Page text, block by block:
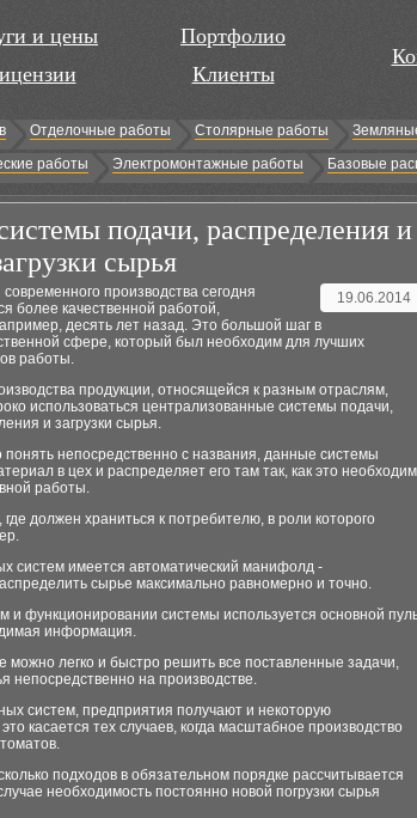
и цены
Портфолио
Клиенты
Отделочные работы Столярные работы
работы Электромонтажные работы Базовые
подачи, распределения и
сырья
19.06.2014
производства сегодня
более качественной работой,
десять лет назад. Это большой шаг в
сфере, который был необходим для лучших
работы.
продукции, относящейся к разным отраслям,
использоваться централизованные системы подачи,
и загрузки сырья.
понять непосредственно с названия, данные системы
в цех и распределяет его там так, как это
работы.
должен храниться к потребителю, в роли которого
систем имеется автоматический манифолд -
сырье максимально равномерно и точно.
функционировании системы используется основной
информация.
можно легко и быстро решить все поставленные задачи,
непосредственно на производстве.
систем, предприятия получают и некоторую
касается тех случаев, когда масштабное производство
подходов в обязательном порядке рассчитывается
необходимость постоянно новой погрузки сырья